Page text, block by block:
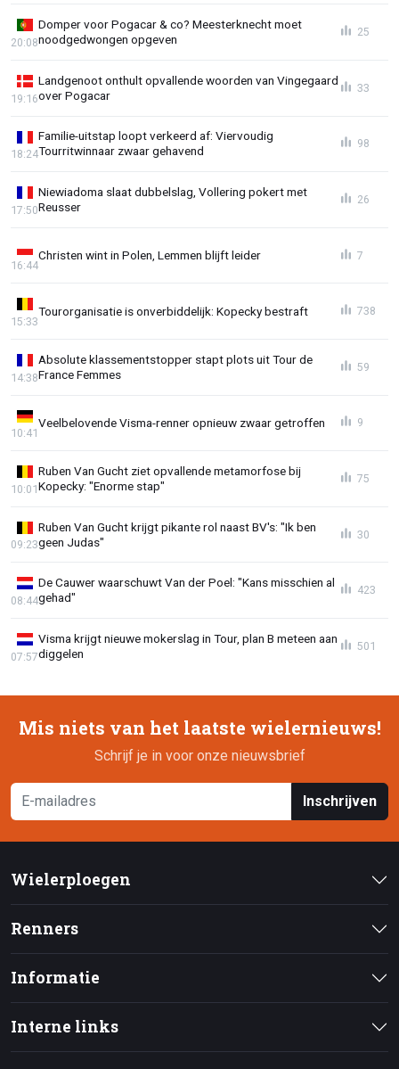
Domper voor Pogacar & co? Meesterknecht moet
noodgedwongen opgeven
20:08
25
Landgenoot onthult opvallende woorden van Vingegaard
over Pogacar
19:16
33
Familie-uitstap loopt verkeerd af: Viervoudig
Tourritwinnaar zwaar gehavend
18:24
98
Niewiadoma slaat dubbelslag, Vollering pokert met
Reusser
17:50
26
Christen wint in Polen, Lemmen blijft leider
16:44
7
Tourorganisatie is onverbiddelijk: Kopecky bestraft
15:33
738
Absolute klassementstopper stapt plots uit Tour de
France Femmes
14:38
59
Veelbelovende Visma-renner opnieuw zwaar getroffen
10:41
9
Ruben Van Gucht ziet opvallende metamorfose bij
Kopecky: "Enorme stap"
10:01
75
Ruben Van Gucht krijgt pikante rol naast BV's: "Ik ben
geen Judas"
09:23
30
De Cauwer waarschuwt Van der Poel: "Kans misschien al
gehad"
08:44
423
Visma krijgt nieuwe mokerslag in Tour, plan B meteen aan
diggelen
07:57
501
Mis niets van het laatste wielernieuws!
Schrijf je in voor onze nieuwsbrief
Inschrijven
Wielerploegen
Renners
Informatie
Interne links